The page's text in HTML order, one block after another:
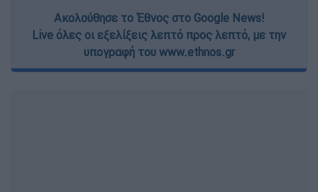
Ακολούθησε το Έθνος στο Google News!
Live όλες οι εξελίξεις λεπτό προς λεπτό, με την
υπογραφή του www.ethnos.gr